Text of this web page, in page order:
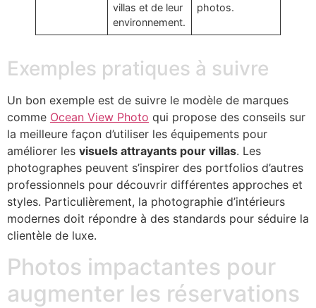
villas et de leur
environnement.
photos.
Exemples pratiques à suivre
Un bon exemple est de suivre le modèle de marques
comme Ocean View Photo qui propose des conseils sur
la meilleure façon d’utiliser les équipements pour
améliorer les visuels attrayants pour villas. Les
photographes peuvent s’inspirer des portfolios d’autres
professionnels pour découvrir différentes approches et
styles. Particulièrement, la photographie d’intérieurs
modernes doit répondre à des standards pour séduire la
clientèle de luxe.
Photos impactantes pour
augmenter les réservations